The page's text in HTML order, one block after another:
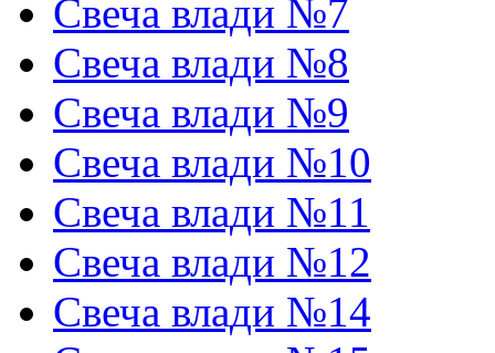
Свеча влади №7
Свеча влади №8
Свеча влади №9
Свеча влади №10
Свеча влади №11
Свеча влади №12
Свеча влади №14